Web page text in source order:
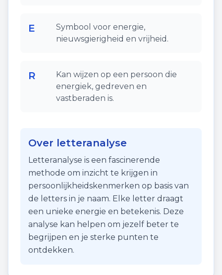
E
Symbool voor energie,
nieuwsgierigheid en vrijheid.
R
Kan wijzen op een persoon die
energiek, gedreven en
vastberaden is.
Over letteranalyse
Letteranalyse is een fascinerende
methode om inzicht te krijgen in
persoonlijkheidskenmerken op basis van
de letters in je naam. Elke letter draagt
een unieke energie en betekenis. Deze
analyse kan helpen om jezelf beter te
begrijpen en je sterke punten te
ontdekken.